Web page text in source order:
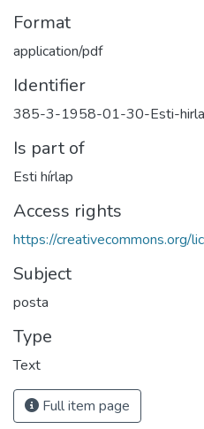
Format
application/pdf
Identifier
385-3-1958-01-30-Esti-
Is part of
Esti hírlap
Access rights
https://creativecommons.org/
Subject
posta
Type
Text
Full item page